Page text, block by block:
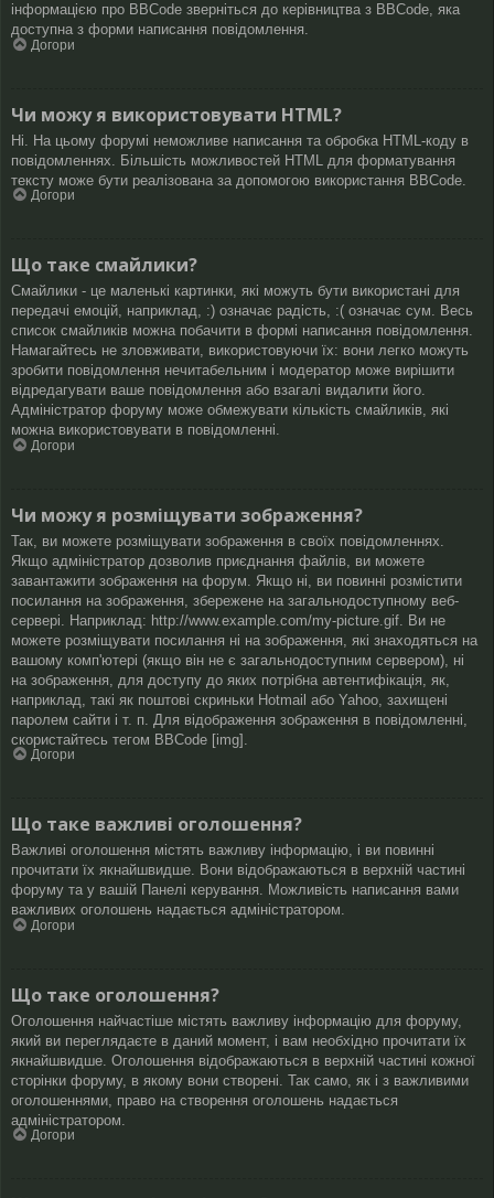
інформацією про BBCode зверніться до керівництва з BBCode, яка
доступна з форми написання повідомлення.
Догори
Чи можу я використовувати HTML?
Ні. На цьому форумі неможливе написання та обробка HTML-коду в
повідомленнях. Більшість можливостей HTML для форматування
тексту може бути реалізована за допомогою використання BBCode.
Догори
Що таке смайлики?
Смайлики - це маленькі картинки, які можуть бути використані для
передачі емоцій, наприклад, :) означає радість, :( означає сум. Весь
список смайликів можна побачити в формі написання повідомлення.
Намагайтесь не зловживати, використовуючи їх: вони легко можуть
зробити повідомлення нечитабельним і модератор може вирішити
відредагувати ваше повідомлення або взагалі видалити його.
Адміністратор форуму може обмежувати кількість смайликів, які
можна використовувати в повідомленні.
Догори
Чи можу я розміщувати зображення?
Так, ви можете розміщувати зображення в своїх повідомленнях.
Якщо адміністратор дозволив приєднання файлів, ви можете
завантажити зображення на форум. Якщо ні, ви повинні розмістити
посилання на зображення, збережене на загальнодоступному веб-
сервері. Наприклад: http://www.example.com/my-picture.gif. Ви не
можете розміщувати посилання ні на зображення, які знаходяться на
вашому комп'ютері (якщо він не є загальнодоступним сервером), ні
на зображення, для доступу до яких потрібна автентифікація, як,
наприклад, такі як поштові скриньки Hotmail або Yahoo, захищені
паролем сайти і т. п. Для відображення зображення в повідомленні,
скористайтесь тегом BBCode [img].
Догори
Що таке важливі оголошення?
Важливі оголошення містять важливу інформацію, і ви повинні
прочитати їх якнайшвидше. Вони відображаються в верхній частині
форуму та у вашій Панелі керування. Можливість написання вами
важливих оголошень надається адміністратором.
Догори
Що таке оголошення?
Оголошення найчастіше містять важливу інформацію для форуму,
який ви переглядаєте в даний момент, і вам необхідно прочитати їх
якнайшвидше. Оголошення відображаються в верхній частині кожної
сторінки форуму, в якому вони створені. Так само, як і з важливими
оголошеннями, право на створення оголошень надається
адміністратором.
Догори